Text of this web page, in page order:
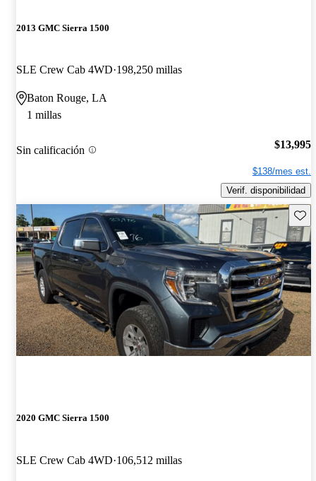
2013 GMC Sierra 1500
SLE Crew Cab 4WD 198,250 millas
Baton Rouge, LA
1 millas
Sin calificación $13,995
$138/mes est.
Verif. disponibilidad
2020 GMC Sierra 1500
SLE Crew Cab 4WD 106,512 millas